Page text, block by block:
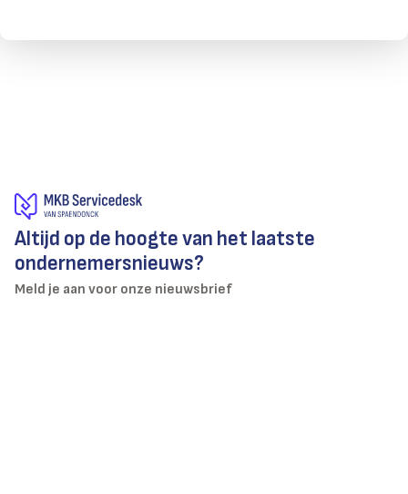
Altijd op de hoogte van het laatste
ondernemersnieuws?
Meld je aan voor onze nieuwsbrief